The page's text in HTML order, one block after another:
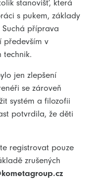
stanovišť, která
s pukem, základy
příprava
především v
technik.
jen zlepšení
se zároveň
systém a filozofii
potvrdila, že děti
registrovat pouze
zrušených